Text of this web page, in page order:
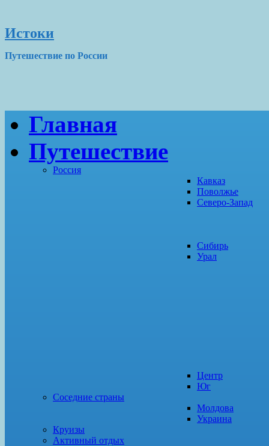
Истоки
Путешествие по России
Главная
Путешествие
Россия
Кавказ
Поволжье
Северо-Запад
Сибирь
Урал
Центр
Юг
Соседние страны
Молдова
Украина
Круизы
Активный отдых